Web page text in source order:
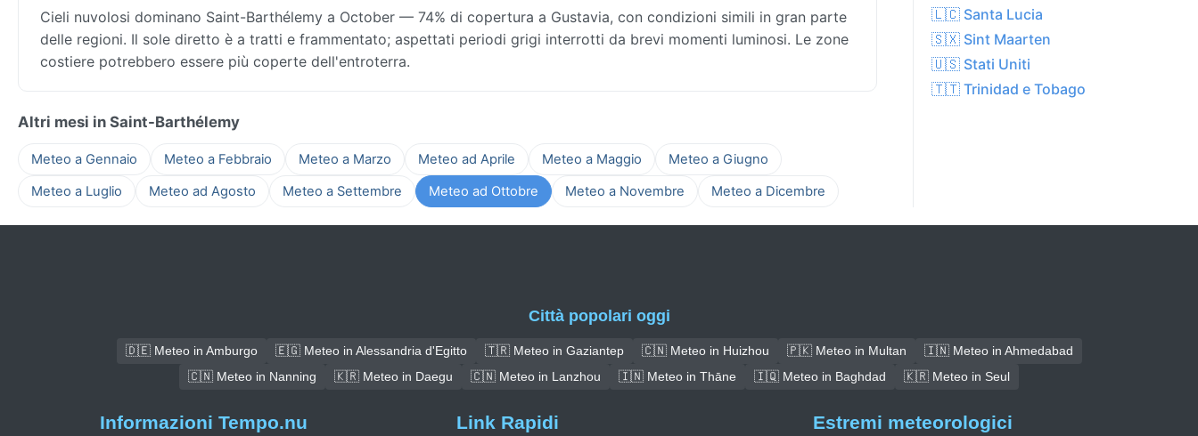
Cieli nuvolosi dominano Saint-Barthélemy a October — 74% di copertura a Gustavia, con condizioni simili in gran parte
delle regioni. Il sole diretto è a tratti e frammentato; aspettati periodi grigi interrotti da brevi momenti luminosi. Le zone
costiere potrebbero essere più coperte dell'entroterra.
Altri mesi in Saint-Barthélemy
Meteo a Gennaio Meteo a Febbraio Meteo a Marzo Meteo ad Aprile Meteo a Maggio
Meteo a Giugno
Meteo a Luglio
Meteo ad Agosto Meteo a Settembre Meteo ad Ottobre Meteo a Novembre Meteo a Dicembre
🇱🇨 Santa Lucia
🇸🇽 Sint Maarten
🇺🇸 Stati Uniti
🇹🇹 Trinidad e Tobago
Città popolari oggi
🇩🇪 Meteo in Amburgo 🇪🇬 Meteo in Alessandria d'Egitto 🇹🇷 Meteo in Gaziantep 🇨🇳 Meteo in Huizhou 🇵🇰 Meteo in Multan
🇮🇳 Meteo in Ahmedabad
🇨🇳 Meteo in Nanning
🇰🇷 Meteo in Daegu 🇨🇳 Meteo in Lanzhou 🇮🇳 Meteo in Thāne 🇮🇶 Meteo in Baghdad 🇰🇷 Meteo in Seul
Informazioni Tempo.nu Link Rapidi Estremi meteorologici